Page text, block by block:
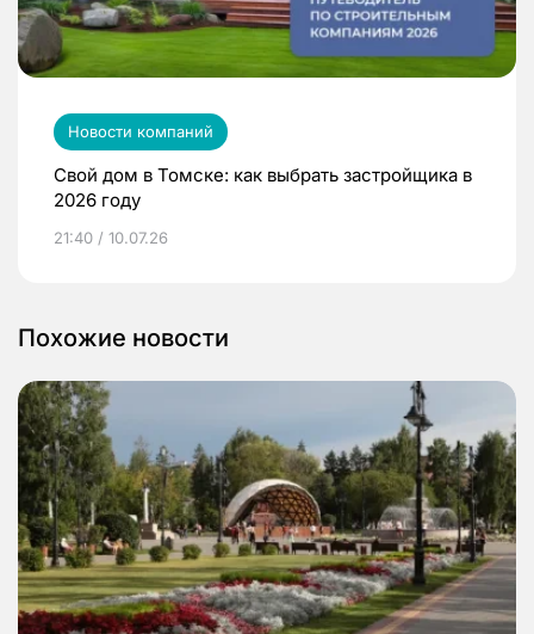
Новости компаний
Свой дом в Томске: как выбрать застройщика в
2026 году
21:40 / 10.07.26
Похожие новости